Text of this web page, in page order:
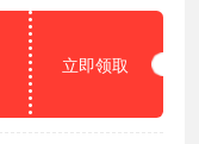
立即领取